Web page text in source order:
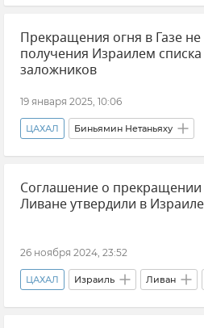
Заложники В мире
Российский Красный Крест
Общество Новости
Прекращения огня в Газе не
получения Израилем списка
заложников
19 января 2025, 10:06
ЦАХАЛ Биньямин Нетаньяху
Обострение ситуации в Израиле
Израиль Новости ХАМАС
Соглашение о прекращении
Ливане утвердили в Израиле
26 ноября 2024, 23:52
ЦАХАЛ Израиль Ливан
Ближний Восток Хезболла